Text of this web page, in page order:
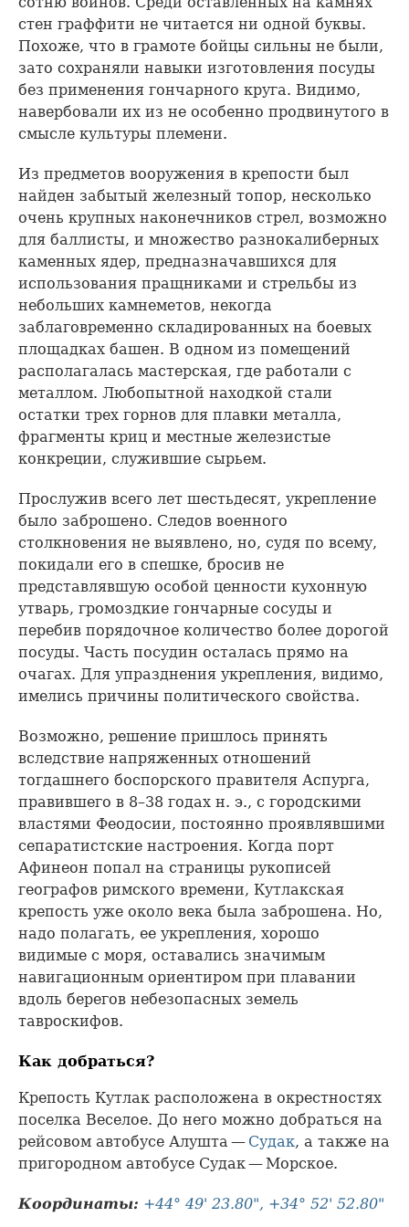
стен граффити не читается ни одной буквы.
Похоже, что в грамоте бойцы сильны не были,
зато сохраняли навыки изготовления посуды
без применения гончарного круга. Видимо,
навербовали их из не особенно продвинутого в
смысле культуры племени.
Из предметов вооружения в крепости был
найден забытый железный топор, несколько
очень крупных наконечников стрел, возможно
для баллисты, и множество разнокалиберных
каменных ядер, предназначавшихся для
использования пращниками и стрельбы из
небольших камнеметов, некогда
заблаговременно складированных на боевых
площадках башен. В одном из помещений
располагалась мастерская, где работали с
металлом. Любопытной находкой стали
остатки трех горнов для плавки металла,
фрагменты криц и местные железистые
конкреции, служившие сырьем.
Прослужив всего лет шестьдесят, укрепление
было заброшено. Следов военного
столкновения не выявлено, но, судя по всему,
покидали его в спешке, бросив не
представлявшую особой ценности кухонную
утварь, громоздкие гончарные сосуды и
перебив порядочное количество более дорогой
посуды. Часть посудин осталась прямо на
очагах. Для упразднения укрепления, видимо,
имелись причины политического свойства.
Возможно, решение пришлось принять
вследствие напряженных отношений
тогдашнего боспорского правителя Аспурга,
правившего в 8–38 годах н. э., с городскими
властями Феодосии, постоянно проявлявшими
сепаратистские настроения. Когда порт
Афинеон попал на страницы рукописей
географов римского времени, Кутлакская
крепость уже около века была заброшена. Но,
надо полагать, ее укрепления, хорошо
видимые с моря, оставались значимым
навигационным ориентиром при плавании
вдоль берегов небезопасных земель
тавроскифов.
Как добраться?
Крепость Кутлак расположена в окрестностях
поселка Веселое. До него можно добраться на
рейсовом автобусе Алушта — Судак, а также на
пригородном автобусе Судак — Морское.
Координаты: +44° 49' 23.80", +34° 52' 52.80"